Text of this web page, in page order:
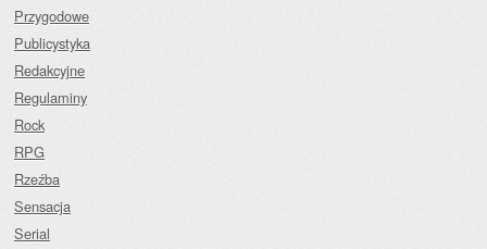
Przygodowe
Publicystyka
Redakcyjne
Regulaminy
Rock
RPG
Rzeźba
Sensacja
Serial